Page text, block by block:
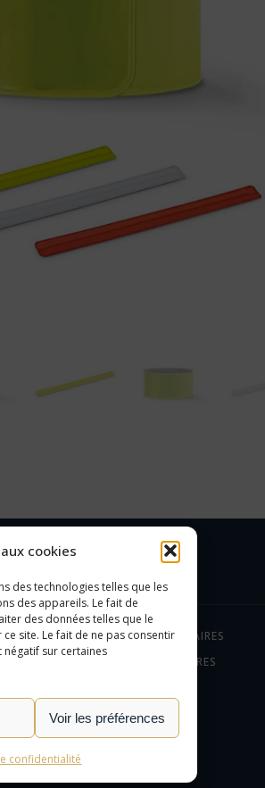
cookies
des technologies telles que les
des appareils. Le fait de
des données telles que le
site. Le fait de ne pas consentir
sur certaines
Voir les préférences
confidentialité
CATÉGORIES
OBJETS PUBLICITAIRES
CADEAUX D'AFFAIRES